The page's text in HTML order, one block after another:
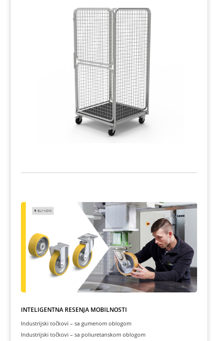
INTELIGENTNA REŠENJA MOBILNOSTI
Industrijski točkovi – sa gumenom oblogom
Industrijski točkovi – sa poliuretanskom oblogom